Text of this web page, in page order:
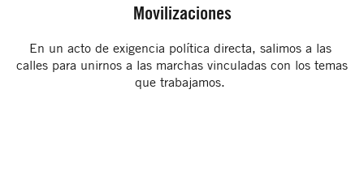
Movilizaciones
En un acto de exigencia política directa, salimos a las
calles para unirnos a las marchas vinculadas con los temas
que trabajamos.